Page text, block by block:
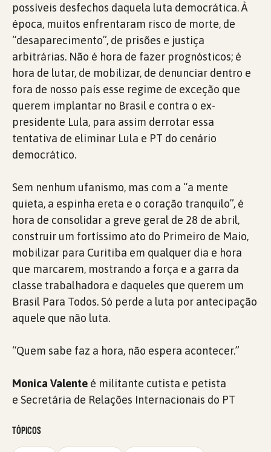
possíveis desfechos daquela luta democrática. À
época, muitos enfrentaram risco de morte, de
“desaparecimento”, de prisões e justiça
arbitrárias. Não é hora de fazer prognósticos; é
hora de lutar, de mobilizar, de denunciar dentro e
fora de nosso país esse regime de exceção que
querem implantar no Brasil e contra o ex-
presidente Lula, para assim derrotar essa
tentativa de eliminar Lula e PT do cenário
democrático.
Sem nenhum ufanismo, mas com a “a mente
quieta, a espinha ereta e o coração tranquilo”, é
hora de consolidar a greve geral de 28 de abril,
construir um fortíssimo ato do Primeiro de Maio,
mobilizar para Curitiba em qualquer dia e hora
que marcarem, mostrando a força e a garra da
classe trabalhadora e daqueles que querem um
Brasil Para Todos. Só perde a luta por antecipação
aquele que não luta.
“Quem sabe faz a hora, não espera acontecer.”
Monica Valente é militante cutista e petista
e Secretária de Relações Internacionais do PT
TÓPICOS